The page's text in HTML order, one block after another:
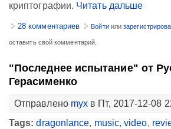
криптографии. Читать дальше
28 комментариев Войтиили
оставить свой комментарий.
"Последнее испытание" от
Герасименко
Отправлено myx в Пт, 2017-12-08
Tags:dragonlance, music,video,